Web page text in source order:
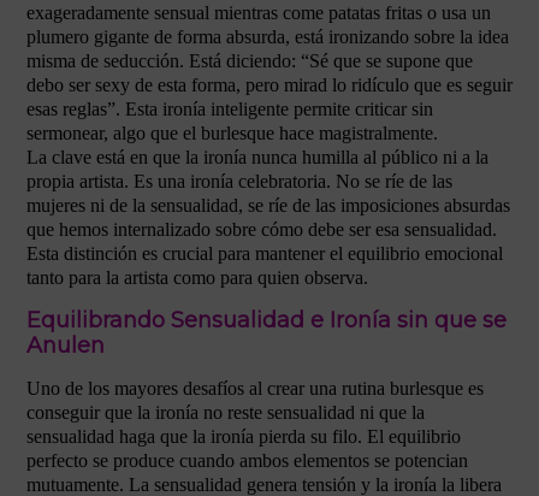
exageradamente sensual mientras come patatas fritas o usa un
plumero gigante de forma absurda, está ironizando sobre la idea
misma de seducción. Está diciendo: “Sé que se supone que
debo ser sexy de esta forma, pero mirad lo ridículo que es seguir
esas reglas”. Esta ironía inteligente permite criticar sin
sermonear, algo que el burlesque hace magistralmente.
La clave está en que la ironía nunca humilla al público ni a la
propia artista. Es una ironía celebratoria. No se ríe de las
mujeres ni de la sensualidad, se ríe de las imposiciones absurdas
que hemos internalizado sobre cómo debe ser esa sensualidad.
Esta distinción es crucial para mantener el equilibrio emocional
tanto para la artista como para quien observa.
Equilibrando Sensualidad e Ironía sin que se
Anulen
Uno de los mayores desafíos al crear una rutina burlesque es
conseguir que la ironía no reste sensualidad ni que la
sensualidad haga que la ironía pierda su filo. El equilibrio
perfecto se produce cuando ambos elementos se potencian
mutuamente. La sensualidad genera tensión y la ironía la libera